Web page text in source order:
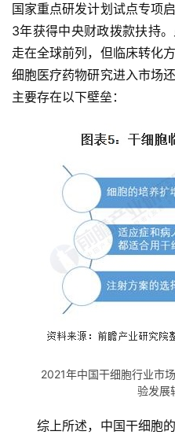
国家重点研发计划试点专项
3年获得中央财政拨款扶持
走在全球前列，但临床转化
细胞医疗药物研究进入市场
主要存在以下壁垒：
2021年中国干细胞行业市
验发展
综上所述，中国干细胞的